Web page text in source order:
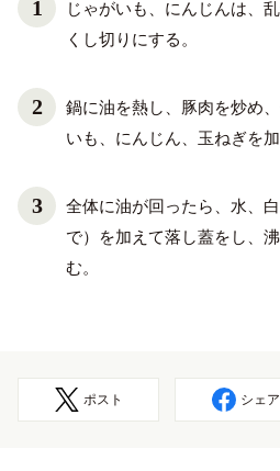
じゃがいも、にんじんは、
くし切りにする。
鍋に油を熱し、豚肉を炒め
いも、にんじん、玉ねぎを加
全体に油が回ったら、水、
で）を加えて落し蓋をし、
む。
ポスト シェア